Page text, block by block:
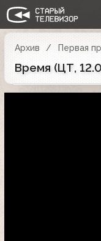
Архив Первая
Время (ЦТ,